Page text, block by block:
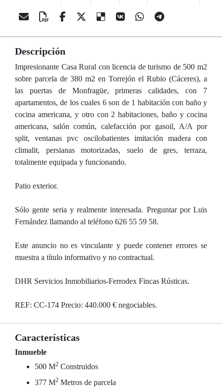
Descripción
Impresionante Casa Rural con licencia de turismo de 500 m2
sobre parcela de 380 m2 en Torrejón el Rubio (Cáceres), a
las puertas de Monfragüe, primeras calidades, con 7
apartamentos, de los cuales 6 son de 1 habitación con baño y
cocina americana, y otro con 2 habitaciones, baño y cocina
americana, salón común, calefacción por gasoil, A/A por
split, ventanas pvc oscilobatientes imitación madera con
climalit, persianas motorizadas, suelo de gres, terraza,
totalmente equipada y funcionando.
Patio exterior.
Sólo gente seria y realmente interesada. Preguntar por Luis
Fernández llamando al teléfono 626 55 59 58.
Este anuncio no es vinculante y puede contener errores se
muestra a título informativo y no contractual.
DHR Servicios Inmobiliarios-Ferrodex Fincas Rústicas.
REF: CC-174 Precio: 440.000 € negociables.
Características
Inmueble
500 M2 Construidos
377 M2 Metros de parcela